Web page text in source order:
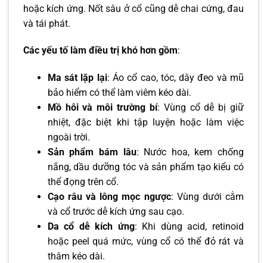
hoặc kích ứng. Nốt sâu ở cổ cũng dễ chai cứng, đau
và tái phát.
Các yếu tố làm điều trị khó hơn gồm:
Ma sát lặp lại: Áo cổ cao, tóc, dây đeo và mũ
bảo hiểm có thể làm viêm kéo dài.
Mồ hôi và môi trường bí: Vùng cổ dễ bị giữ
nhiệt, đặc biệt khi tập luyện hoặc làm việc
ngoài trời.
Sản phẩm bám lâu: Nước hoa, kem chống
nắng, dầu dưỡng tóc và sản phẩm tạo kiểu có
thể đọng trên cổ.
Cạo râu và lông mọc ngược: Vùng dưới cằm
và cổ trước dễ kích ứng sau cạo.
Da cổ dễ kích ứng: Khi dùng acid, retinoid
hoặc peel quá mức, vùng cổ có thể đỏ rát và
thâm kéo dài.